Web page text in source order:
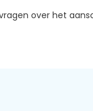
over het